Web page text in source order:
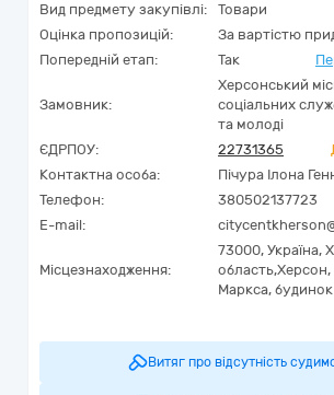
Вид предмету закупівлі:
Товари
Оцінка пропозицій:
За вартістю
Попередній етап:
Так
Замовник:
Херсонський
соціальних
та молоді
ЄДРПОУ:
22731365
Контактна особа:
Пічура Ілона
Телефон:
380502137723
E-mail:
Місцезнаходження:
73000, Україна,
область,Херсон,
Маркса,
Витяг про відсутність